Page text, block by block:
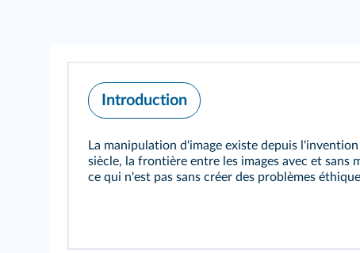
Introduction
La manipulation d'image existe depuis
siècle, la frontière entre les images avec et sans
ce qui n'est pas sans créer des problèmes